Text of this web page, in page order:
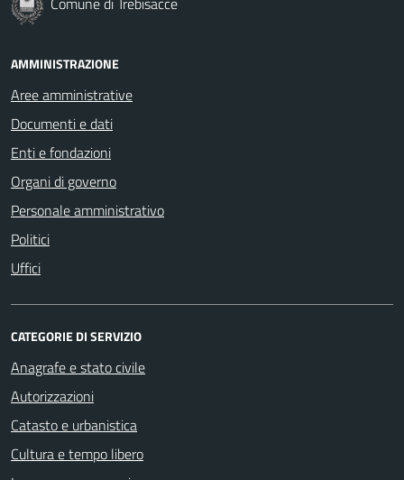
AMMINISTRAZIONE
Aree amministrative
Documenti e dati
Enti e fondazioni
Organi di governo
Personale amministrativo
Politici
Uffici
CATEGORIE DI SERVIZIO
Anagrafe e stato civile
Autorizzazioni
Catasto e urbanistica
Cultura e tempo libero